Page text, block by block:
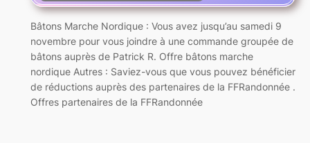
Bâtons Marche Nordique : Vous avez jusqu’au samedi 9
novembre pour vous joindre à une commande groupée de
bâtons auprès de Patrick R. Offre bâtons marche
nordique Autres : Saviez-vous que vous pouvez bénéficier
de réductions auprès des partenaires de la FFRandonnée .
Offres partenaires de la FFRandonnée